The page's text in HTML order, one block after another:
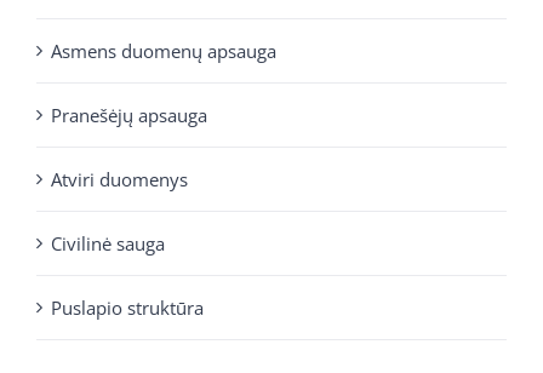
Asmens duomenų apsauga
Pranešėjų apsauga
Atviri duomenys
Civilinė sauga
Puslapio struktūra